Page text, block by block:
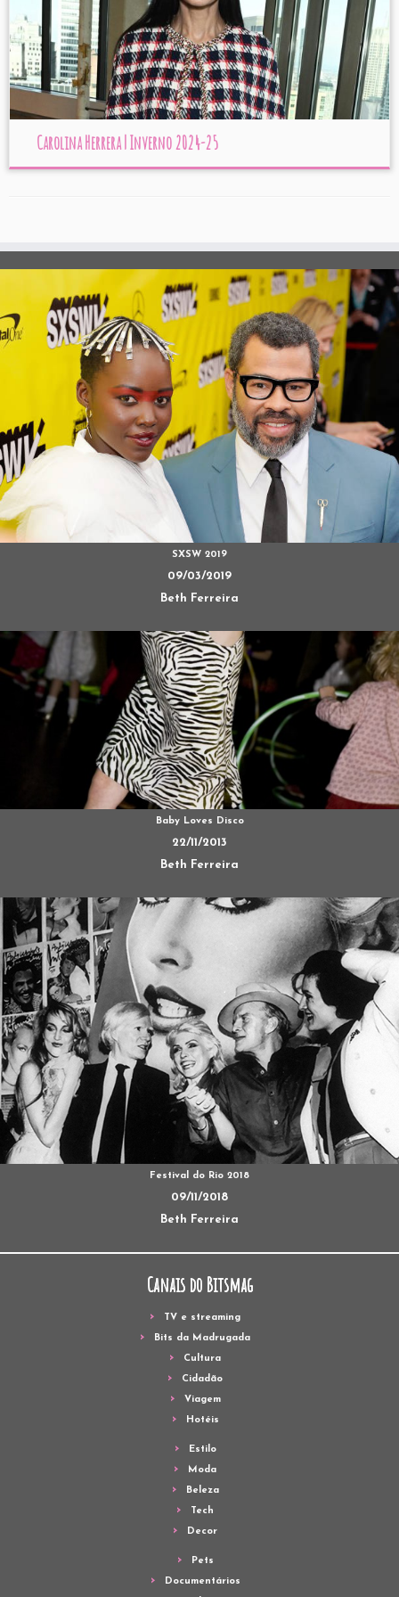
Carolina Herrera | Inverno 2024-25
SXSW 2019
09/03/2019
Beth Ferreira
Baby Loves Disco
22/11/2013
Beth Ferreira
Festival do Rio 2018
09/11/2018
Beth Ferreira
Canais do Bitsmag
TV e streaming
Bits da Madrugada
Cultura
Cidadão
Viagem
Hotéis
Estilo
Moda
Beleza
Tech
Decor
Pets
Documentários